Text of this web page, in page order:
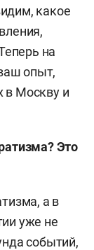
какое
на
опыт,
в Москву и
Это
а в
уже не
событий,